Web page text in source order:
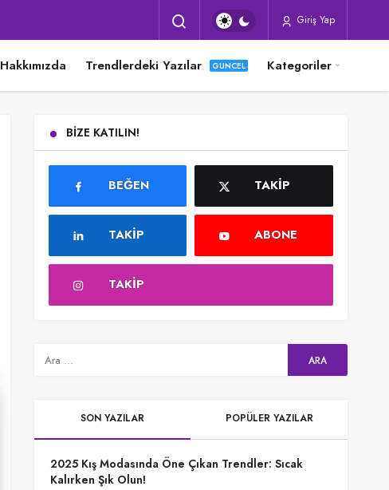
Giriş Yap
Hakkımızda Trendlerdeki Yazılar Kategoriler
BIZE KATILIN!
BEĞEN TAKIP
TAKIP ABONE
TAKIP
SON YAZILAR POPÜLER YAZILAR
2025 Kış Modasında Öne Çıkan Trendler: Sıcak
Kalırken Şık Olun!